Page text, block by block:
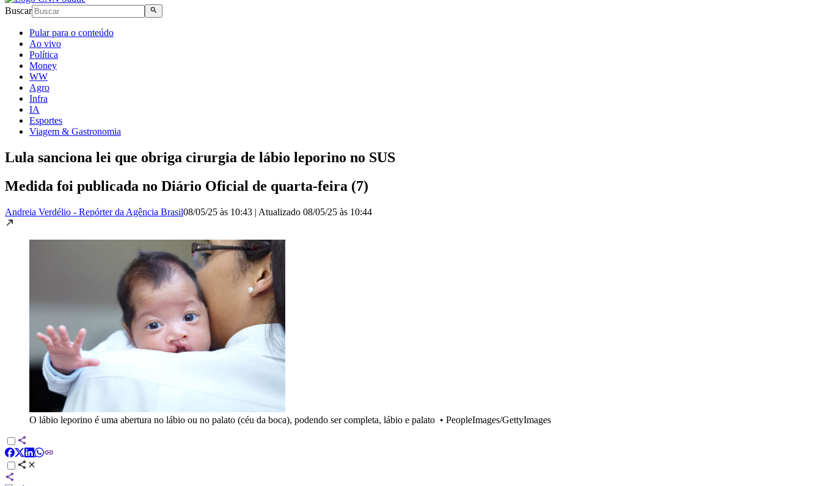
Buscar
Pular para o conteúdo
Ao vivo
Política
Money
WW
Agro
Infra
IA
Esportes
Viagem & Gastronomia
Lula sanciona lei que obriga cirurgia de lábio leporino no SUS
Medida foi publicada no Diário Oficial de quarta-feira (7)
Andreia Verdélio - Repórter da Agência Brasil08/05/25 às 10:43 | Atualizado 08/05/25 às 10:44
O lábio leporino é uma abertura no lábio ou no palato (céu da boca), podendo ser completa, lábio e palato • PeopleImages/GettyImages